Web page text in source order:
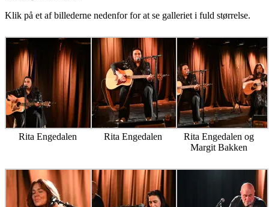
Klik på et af billederne nedenfor for at se galleriet i fuld størrelse.
Rita Engedalen Rita Engedalen
Rita Engedalen og
Margit Bakken